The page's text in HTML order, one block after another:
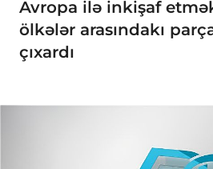
Avropa ilə inkişaf
ölkələr arasındakı
çıxardı